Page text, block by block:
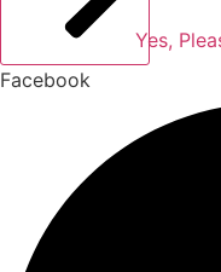
Yes,
Facebook